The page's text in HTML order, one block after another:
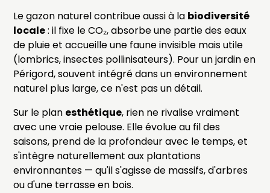
Le gazon naturel contribue aussi à la biodiversité
locale: il fixe le CO₂, absorbe une partie des eaux
de pluie et accueille une faune invisible mais utile
(lombrics, insectes pollinisateurs). Pour un jardin en
Périgord, souvent intégré dans un environnement
naturel plus large, ce n'est pas un détail.
Sur le plan esthétique, rien ne rivalise vraiment
avec une vraie pelouse. Elle évolue au fil des
saisons, prend de la profondeur avec le temps, et
s'intègre naturellement aux plantations
environnantes — qu'il s'agisse de massifs, d'arbres
ou d'une terrasse en bois.